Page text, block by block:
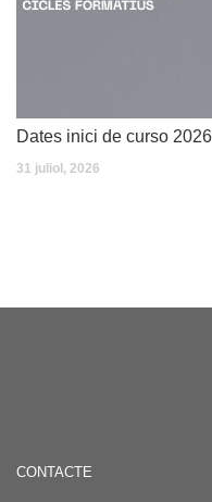
Dates inici de curso
31 juliol, 2026
CONTACTE